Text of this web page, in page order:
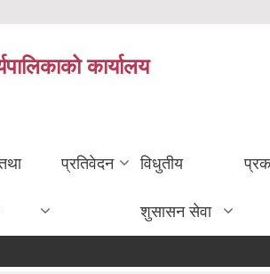
कार्यालय
प्रतिवेदन विधुतीय
शुसासन सेवा